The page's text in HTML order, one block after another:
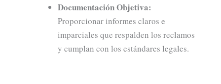
Documentación Objetiva:
Proporcionar informes claros e
imparciales que respalden los reclamos
y cumplan con los estándares legales.